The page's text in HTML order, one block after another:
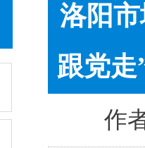
洛阳
跟党
作